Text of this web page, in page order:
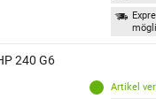
240 G6
Artikel